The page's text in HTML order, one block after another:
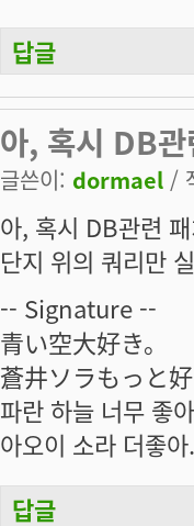
답글
아, 혹시 DB관
글쓴이: dormael /
아, 혹시 DB관련
단지 위의 쿼리만
-- Signature --
青い空大好き。
蒼井ソラもっと
파란 하늘 너무 좋
아오이 소라 더좋아.
답글